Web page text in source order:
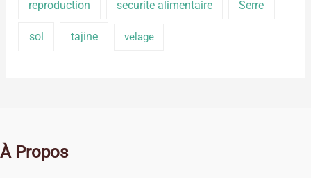
reproduction securite alimentaire Serre
sol tajine velage
À Propos